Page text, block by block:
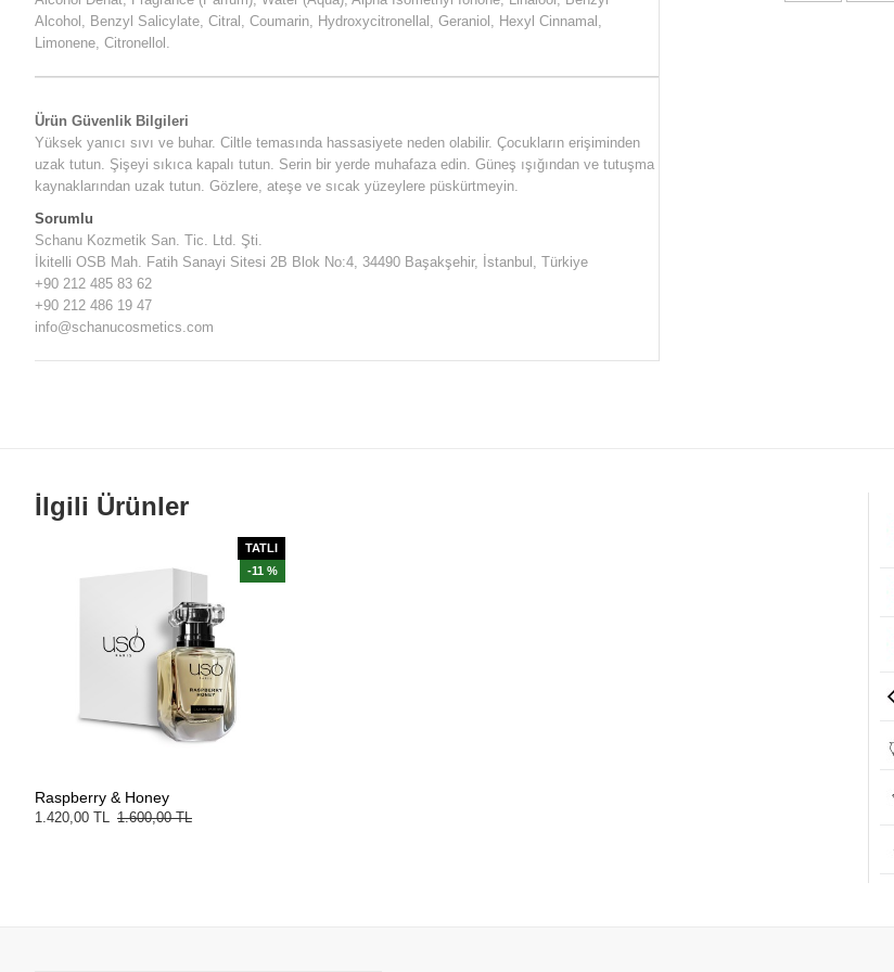
Ürün Güvenlik Bilgileri
Yüksek yanıcı sıvı ve buhar. Ciltle temasında hassasiyete neden olabilir. Çocukların erişiminden
uzak tutun. Şişeyi sıkıca kapalı tutun. Serin bir yerde muhafaza edin. Güneş ışığından ve tutuşma
kaynaklarından uzak tutun. Gözlere, ateşe ve sıcak yüzeylere püskürtmeyin.
Sorumlu
Schanu Kozmetik San. Tic. Ltd. Şti.
İkitelli OSB Mah. Fatih Sanayi Sitesi 2B Blok No:4, 34490 Başakşehir, İstanbul, Türkiye
+90 212 485 83 62
+90 212 486 19 47
info@schanucosmetics.com
Alcohol, Benzyl Salicylate, Citral, Coumarin, Hydroxycitronellal, Geraniol, Hexyl Cinnamal,
Limonene, Citronellol.
İlgili Ürünler
TATLI
-11 %
Raspberry & Honey
1.420,00 TL 1.600,00 TL